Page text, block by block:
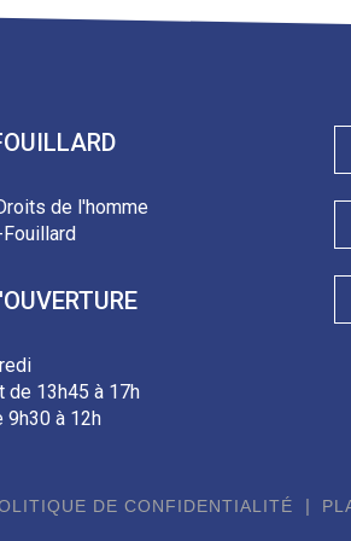
de l'homme
de 13h45 à 17h
9h30 à 12h
DE CONFIDENTIALITÉ